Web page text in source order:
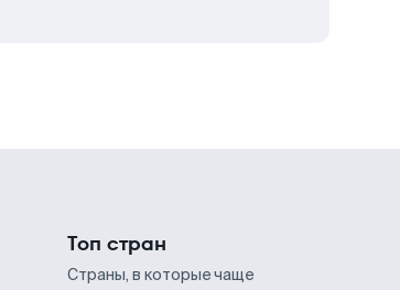
Топ стран
Страны, в которые чаще